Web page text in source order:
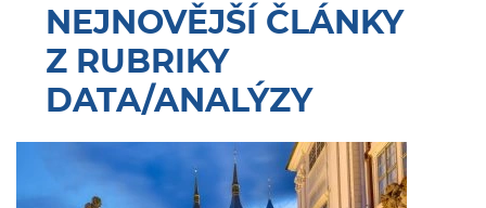
NEJNOVĚJŠÍ ČLÁNKY
Z RUBRIKY
DATA/ANALÝZY